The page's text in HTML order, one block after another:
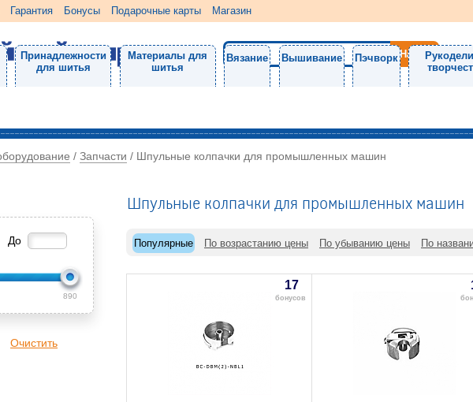
Гарантия Бонусы Подарочные карты Магазин
Принадлежности
для шитья
Материалы для
шитья
Вязание Вышивание Пэчворк
/ Запчасти / Шпульные колпачки для промышленных машин
890
Очистить
Шпульные колпачки для промышленных машин
Популярные По возрастанию цены По убыванию цены По
17
бонусов